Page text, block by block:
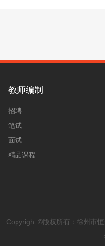
教师编制
招聘
笔试
面试
精品课程
Copyright ©版权所有：徐州市